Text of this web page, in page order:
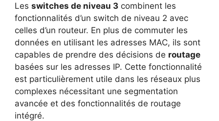
Les switches de niveau 3 combinent les
fonctionnalités d’un switch de niveau 2 avec
celles d’un routeur. En plus de commuter les
données en utilisant les adresses MAC, ils sont
capables de prendre des décisions de routage
basées sur les adresses IP. Cette fonctionnalité
est particulièrement utile dans les réseaux plus
complexes nécessitant une segmentation
avancée et des fonctionnalités de routage
intégré.